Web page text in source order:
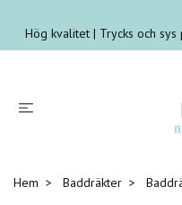
Hög kvalitet | Trycks och
Hem Baddräkter